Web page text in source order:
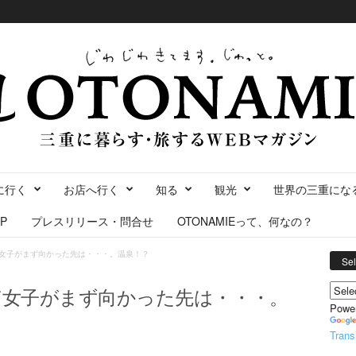
く お店へ行く 知る 観光
世界の三重にな
プレスリリース・問合せ OTONAMIEって、何なの？
がまず向かった先は・・・。温泉！？
がまず向かった先は・・・。